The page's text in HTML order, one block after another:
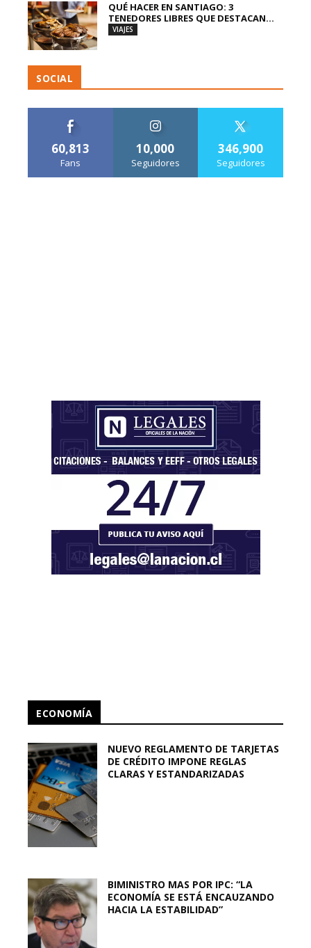
QUÉ HACER EN SANTIAGO: 3
TENEDORES LIBRES QUE DESTACAN...
VIAJES
SOCIAL
60,813
Fans
10,000
Seguidores
346,900
Seguidores
ECONOMÍA
NUEVO REGLAMENTO DE TARJETAS
DE CRÉDITO IMPONE REGLAS
CLARAS Y ESTANDARIZADAS
BIMINISTRO MAS POR IPC: “LA
ECONOMÍA SE ESTÁ ENCAUZANDO
HACIA LA ESTABILIDAD”